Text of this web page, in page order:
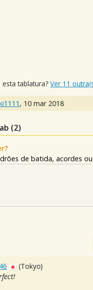
tablatura? Ver 11
, 10 mar 2018
(2)
de batida, acordes
(Tokyo)